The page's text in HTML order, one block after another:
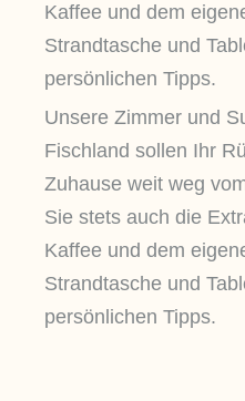
Kaffee und dem
Strandtasche und
persönlichen Tipps.
Unsere Zimmer und
Fischland sollen Ihr
Zuhause weit weg
Sie stets auch die
Kaffee und dem
Strandtasche und
persönlichen Tipps.